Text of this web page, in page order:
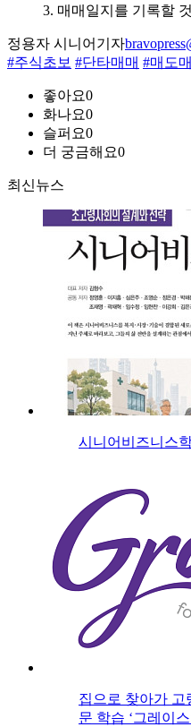
3. 매매일지를 기록할 것
정용자 시니어기자
#주식초보 #단타매매 #매도
좋아요0
화나요0
슬퍼요0
더 궁금해요0
최신뉴스
시니어비즈니스
집으로 찾아가
문 학습 ‘그레이스